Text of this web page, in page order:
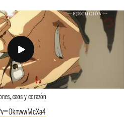
caos y corazón